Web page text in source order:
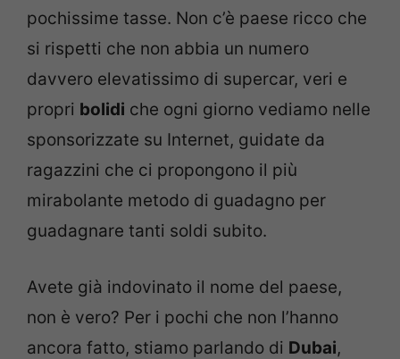
pochissime tasse. Non c’è paese ricco che
si rispetti che non abbia un numero
davvero elevatissimo di supercar, veri e
propri bolidi che ogni giorno vediamo nelle
sponsorizzate su Internet, guidate da
ragazzini che ci propongono il più
mirabolante metodo di guadagno per
guadagnare tanti soldi subito.
Avete già indovinato il nome del paese,
non è vero? Per i pochi che non l’hanno
ancora fatto, stiamo parlando di Dubai,